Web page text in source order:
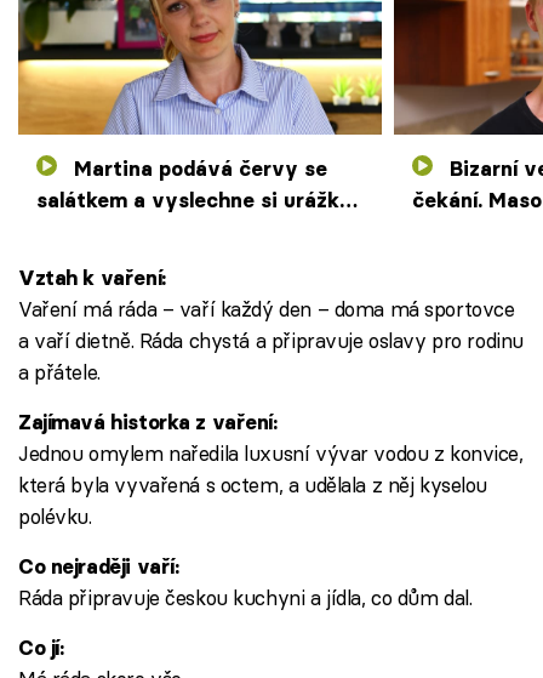
salátkem a vyslechne si urážky.
čekání.
Vztah k vaření:
Vaření má ráda – vaří každý den – doma má sportovce
a vaří dietně. Ráda chystá a připravuje oslavy pro rodinu
a přátele.
Zajímavá historka z vaření:
Jednou omylem naředila luxusní vývar vodou z konvice,
která byla vyvařená s octem, a udělala z něj kyselou
polévku.
Co nejraději vaří:
Ráda připravuje českou kuchyni a jídla, co dům dal.
Co jí: